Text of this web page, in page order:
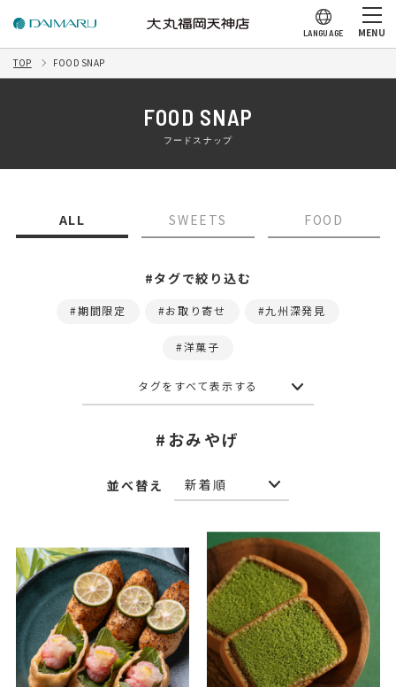
LANGUAGE MENU
TOP FOOD SNAP
FOOD SNAP
フードスナップ
ALL SWEETS FOOD
#タグで絞り込む
期間限定 お取り寄せ 九州深発見
洋菓子
タグをすべて表示する
#おみやげ
並べ替え